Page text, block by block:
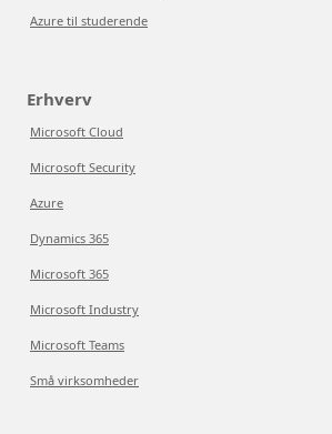
Azure til studerende
Erhverv
Microsoft Cloud
Microsoft Security
Azure
Dynamics 365
Microsoft 365
Microsoft Industry
Microsoft Teams
Små virksomheder